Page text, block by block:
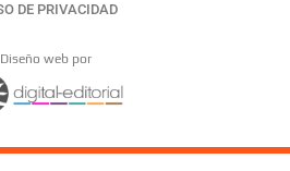
DE PRIVACIDAD
Diseño web por